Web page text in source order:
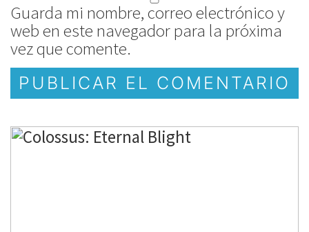
Guarda mi nombre, correo electrónico y
web en este navegador para la próxima
vez que comente.